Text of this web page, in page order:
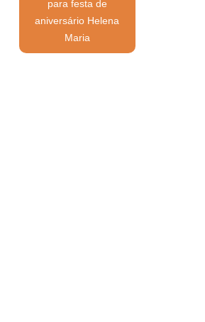
para festa de
aniversário Helena
Maria